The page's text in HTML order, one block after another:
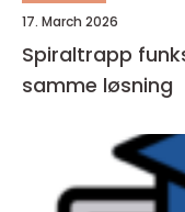
17. March 2026
Spiraltrapp funksjon, form og fleksibilitet i
samme løsning